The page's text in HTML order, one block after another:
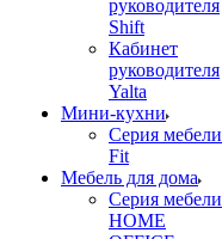
руководителя
Shift
Кабинет
руководителя
Yalta
Мини-кухни
Серия мебели
Fit
Мебель для дома
Серия мебели
HOME